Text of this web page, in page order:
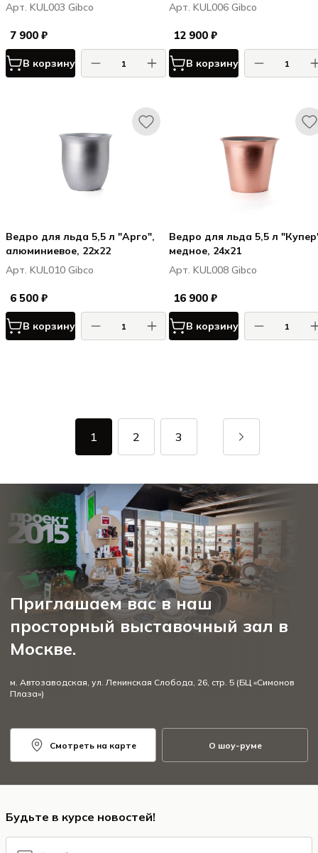
Арт. KUL003 Gibco
7 900 ₽
В корзину
Арт. KUL006 Gibco
12 900 ₽
В корзину
Ведро для льда 5,5 л "Арго",
алюминиевое, 22х22
Арт. KUL010 Gibco
6 500 ₽
В корзину
Ведро для льда 5,5 л
медное, 24х21
Арт. KUL008 Gibco
16 900 ₽
В корзину
1 2 3
Приглашаем вас в наш
просторный выставочный зал в
Москве.
м. Автозаводская, ул. Ленинская Слобода, 26, стр. 5 (БЦ «Симонов
Плаза»)
Смотреть на карте О шоу-руме
Будьте в курсе новостей!